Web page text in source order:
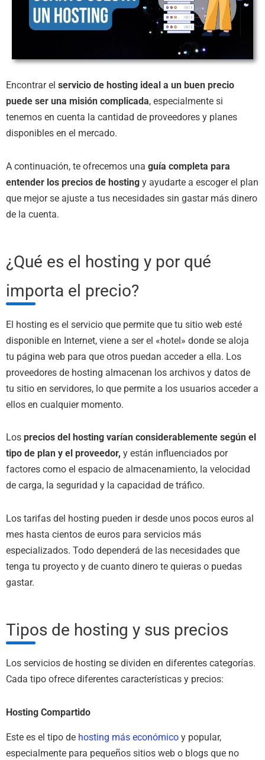
Encontrar el servicio de hosting ideal a un buen precio
puede ser una misión complicada, especialmente si
tenemos en cuenta la cantidad de proveedores y planes
disponibles en el mercado.
A continuación, te ofrecemos una guía completa para
entender los precios de hosting y ayudarte a escoger el plan
que mejor se ajuste a tus necesidades sin gastar más dinero
de la cuenta.
¿Qué es el hosting y por qué
importa el precio?
El hosting es el servicio que permite que tu sitio web esté
disponible en Internet, viene a ser el «hotel» donde se aloja
tu página web para que otros puedan acceder a ella. Los
proveedores de hosting almacenan los archivos y datos de
tu sitio en servidores, lo que permite a los usuarios acceder a
ellos en cualquier momento.
Los precios del hosting varían considerablemente según el
tipo de plan y el proveedor, y están influenciados por
factores como el espacio de almacenamiento, la velocidad
de carga, la seguridad y la capacidad de tráfico.
Los tarifas del hosting pueden ir desde unos pocos euros al
mes hasta cientos de euros para servicios más
especializados. Todo dependerá de las necesidades que
tenga tu proyecto y de cuanto dinero te quieras o puedas
gastar.
Tipos de hosting y sus precios
Los servicios de hosting se dividen en diferentes categorías.
Cada tipo ofrece diferentes características y precios:
Hosting Compartido
Este es el tipo de hosting más económico y popular,
especialmente para pequeños sitios web o blogs que no